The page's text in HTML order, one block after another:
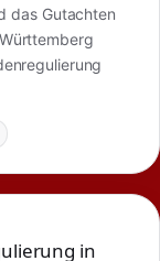
das Gutachten
in